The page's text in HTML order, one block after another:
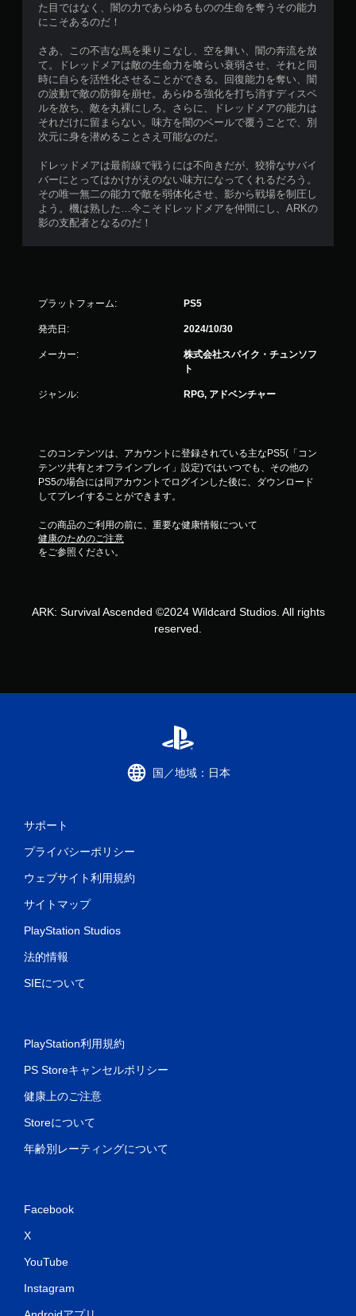
た目ではなく、闇の力であらゆるものの生命を奪うその能力
にこそあるのだ！
さあ、この不吉な馬を乗りこなし、空を舞い、闇の奔流を放
て。ドレッドメアは敵の生命力を喰らい衰弱させ、それと同
時に自らを活性化させることができる。回復能力を奪い、闇
の波動で敵の防御を崩せ。あらゆる強化を打ち消すディスペ
ルを放ち、敵を丸裸にしろ。さらに、ドレッドメアの能力は
それだけに留まらない。味方を闇のベールで覆うことで、別
次元に身を潜めることさえ可能なのだ。
ドレッドメアは最前線で戦うには不向きだが、狡猾なサバイ
バーにとってはかけがえのない味方になってくれるだろう。
その唯一無二の能力で敵を弱体化させ、影から戦場を制圧し
よう。機は熟した…今こそドレッドメアを仲間にし、ARKの
影の支配者となるのだ！
プラットフォーム: PS5
発売日: 2024/10/30
メーカー:
株式会社スパイク・チュンソフ
ト
ジャンル: RPG, アドベンチャー
このコンテンツは、アカウントに登録されている主なPS5(「コン
テンツ共有とオフラインプレイ」設定)ではいつでも、その他の
PS5の場合には同アカウントでログインした後に、ダウンロード
してプレイすることができます。
この商品のご利用の前に、重要な健康情報について
健康のためのご注意
をご参照ください。
ARK: Survival Ascended ©2024 Wildcard Studios. All rights
reserved.
国／地域：日本
サポート
プライバシーポリシー
ウェブサイト利用規約
サイトマップ
PlayStation Studios
法的情報
SIEについて
PlayStation利用規約
PS Storeキャンセルポリシー
健康上のご注意
Storeについて
年齢別レーティングについて
Facebook
X
YouTube
Instagram